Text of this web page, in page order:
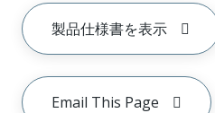
製品仕様書を表示
Email This Page